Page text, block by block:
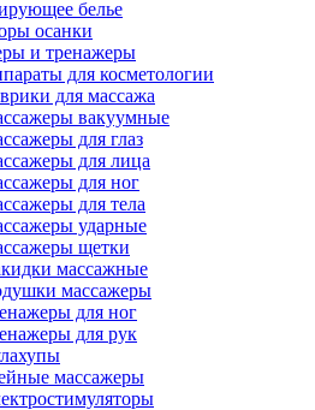
белье
осанки
и тренажеры
для косметологии
для массажа
вакуумные
для глаз
для лица
для ног
для тела
ударные
щетки
массажные
массажеры
для ног
для рук
массажеры